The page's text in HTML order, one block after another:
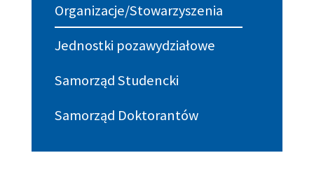
Organizacje/Stowarzyszenia
Jednostki pozawydziałowe
Samorząd Studencki
Samorząd Doktorantów